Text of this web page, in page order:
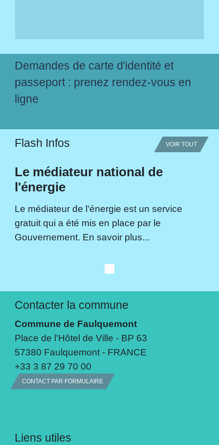
Demandes de carte d'identité et
passeport : prenez rendez-vous en
ligne
Flash Infos VOIR TOUT
Le médiateur national de
l'énergie
Le médiateur de l'énergie est un service
gratuit qui a été mis en place par le
Gouvernement. En savoir plus...
Contacter la commune
Commune de Faulquemont
Place de l'Hôtel de Ville - BP 63
57380 Faulquemont - FRANCE
+33 3 87 29 70 00
CONTACT PAR FORMULAIRE
Liens utiles